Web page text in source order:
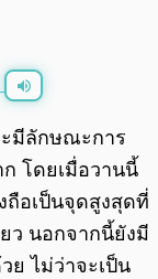
0:00
มีลักษณะการ
โดยเมื่อวานนี้
ถือเป็นจุดสูงสุดที่
ว นอกจากนี้ยังมี
ย ไม่ว่าจะเป็น